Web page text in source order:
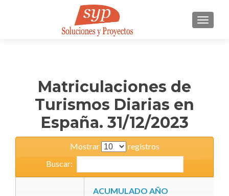
Matriculaciones de
Turismos Diarias en
España. 31/12/2023
Mostrar
registros
Buscar:
ACUMULADO AÑO